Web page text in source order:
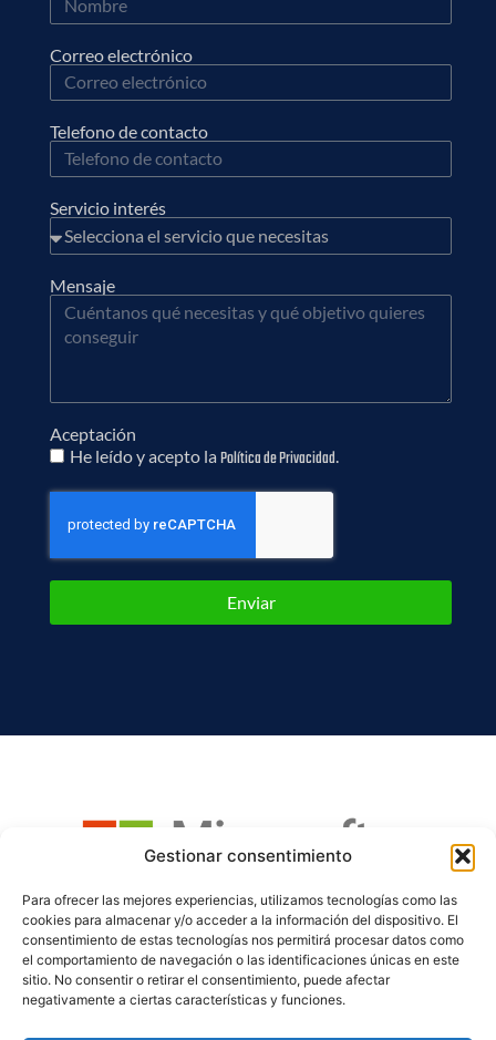
Gestionar consentimiento
Para ofrecer las mejores experiencias, utilizamos tecnologías como las
cookies para almacenar y/o acceder a la información del dispositivo. El
consentimiento de estas tecnologías nos permitirá procesar datos como
el comportamiento de navegación o las identificaciones únicas en este
sitio. No consentir o retirar el consentimiento, puede afectar
negativamente a ciertas características y funciones.
Correo electrónico
Telefono de contacto
Servicio interés
Mensaje
Aceptación
He leído y acepto laPolítica de Privacidad.
Enviar
ACOMPAÑAMOS A TU EMPRESA CON SOLUCIONES FIABLES,